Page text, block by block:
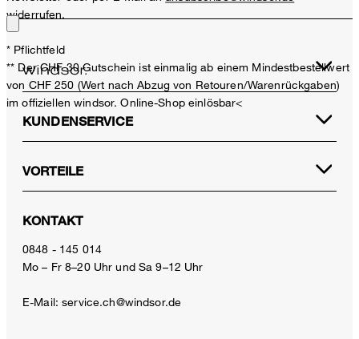
widerrufen.
* Pflichtfeld
** Der CHF 30 Gutschein ist einmalig ab einem Mindestbestellwert
von CHF 250 (Wert nach Abzug von Retouren/Warenrückgaben)
im offiziellen windsor. Online-Shop einlösbar<
KUNDENSERVICE
VORTEILE
KONTAKT
0848 - 145 014
Mo – Fr 8–20 Uhr und Sa 9–12 Uhr
E-Mail:service.ch@windsor.de